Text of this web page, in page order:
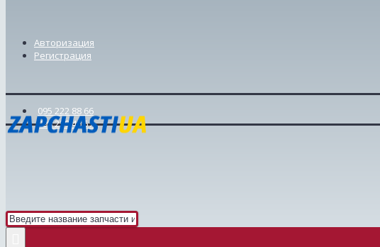
Авторизация
Регистрация
095 222 88 66
098 239 46 57